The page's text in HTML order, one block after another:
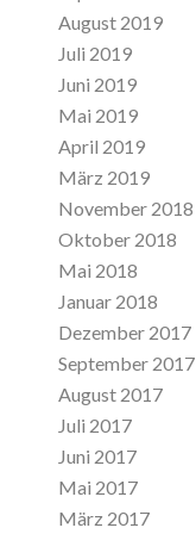
August 2019
Juli 2019
Juni 2019
Mai 2019
April 2019
März 2019
November 2018
Oktober 2018
Mai 2018
Januar 2018
Dezember 2017
September 2017
August 2017
Juli 2017
Juni 2017
Mai 2017
März 2017